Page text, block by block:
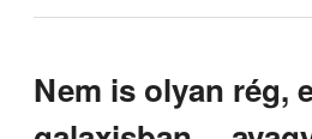
Nem is olyan rég,